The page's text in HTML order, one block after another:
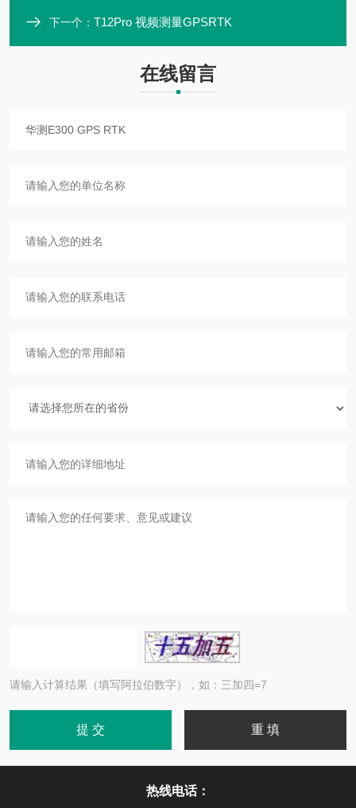
下一个： T12Pro 视频测量GPSRTK
在线留言
请输入计算结果（填写阿拉伯数字），如：三加四=7
热线电话：